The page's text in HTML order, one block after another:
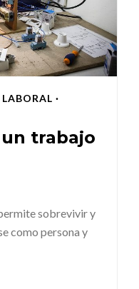
·
trabajo
sobrevivir y
como persona y